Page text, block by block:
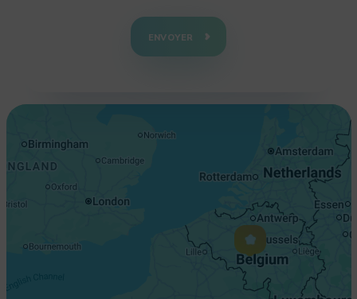
ENVOYER